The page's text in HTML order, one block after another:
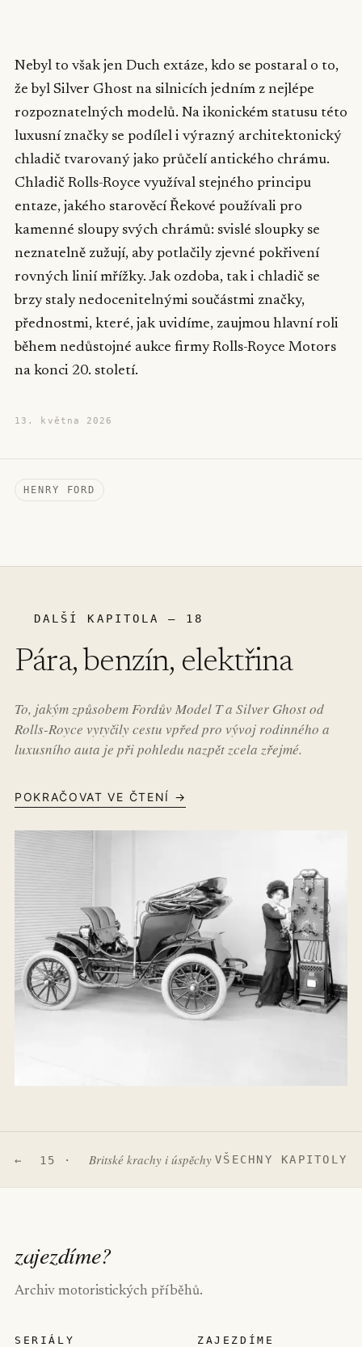
Nebyl to však jen Duch extáze, kdo se postaral o to,
že byl Silver Ghost na silnicích jedním z nejlépe
rozpoznatelných modelů. Na ikonickém statusu této
luxusní značky se podílel i výrazný architektonický
chladič tvarovaný jako průčelí antického chrámu.
Chladič Rolls-Royce využíval stejného principu
entaze, jakého starověcí Řekové používali pro
kamenné sloupy svých chrámů: svislé sloupky se
neznatelně zužují, aby potlačily zjevné pokřivení
rovných linií mřížky. Jak ozdoba, tak i chladič se
brzy staly nedocenitelnými součástmi značky,
přednostmi, které, jak uvidíme, zaujmou hlavní roli
během nedůstojné aukce firmy Rolls-Royce Motors
na konci 20. století.
13. května 2026
HENRY FORD
DALŠÍ KAPITOLA – 18
Pára, benzín, elektřina
To, jakým způsobem Fordův Model T a Silver Ghost od
Rolls-Royce vytyčily cestu vpřed pro vývoj rodinného a
luxusního auta je při pohledu nazpět zcela zřejmé.
POKRAČOVAT VE ČTENÍ →
← 15 ·Britské krachy i úspěchy VŠECHNY KAPITOLY
zajezdíme?
Archiv motoristických příběhů.
SERIÁLY ZAJEZDÍME